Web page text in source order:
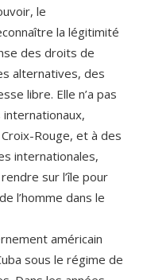
le
la légitimité
des droits de
alternatives, des
libre. Elle n’a pas
Rouge, et à des
internationales,
sur l’île pour
l’homme dans le
américain
sous le régime de